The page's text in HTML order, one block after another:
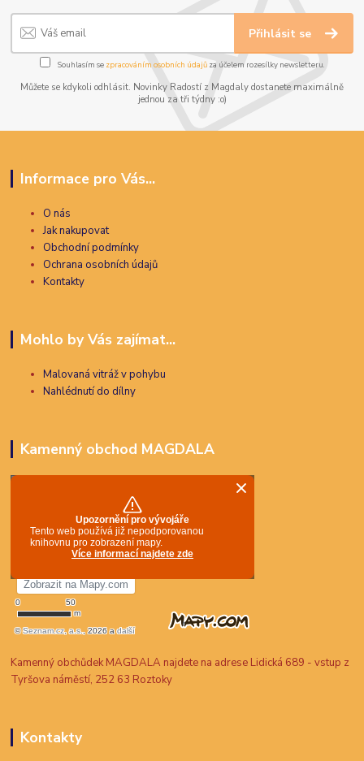
Přihlásit se
Souhlasím se zpracováním osobních údajůza účelem rozesílky newsletteru.
Můžete se kdykoli odhlásit. Novinky Radostí z Magdaly dostanete maximálně
jednou za tři týdny :o)
Informace pro Vás...
O nás
Jak nakupovat
Obchodní podmínky
Ochrana osobních údajů
Kontakty
Mohlo by Vás zajímat...
Malovaná vitráž v pohybu
Nahlédnutí do dílny
Kamenný obchod MAGDALA
Kamenný obchůdek MAGDALA najdete na adrese Lidická 689 - vstup z
Tyršova náměstí, 252 63 Roztoky
Kontakty